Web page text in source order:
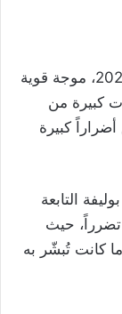
شهدت ولاية الكاف، مساء الأربعاء 7 ماي 2025، موجة قوية
كبيرة من
أضراراً كبيرة
التابعة
تضرراً، حيث
كانت تُبشّر به